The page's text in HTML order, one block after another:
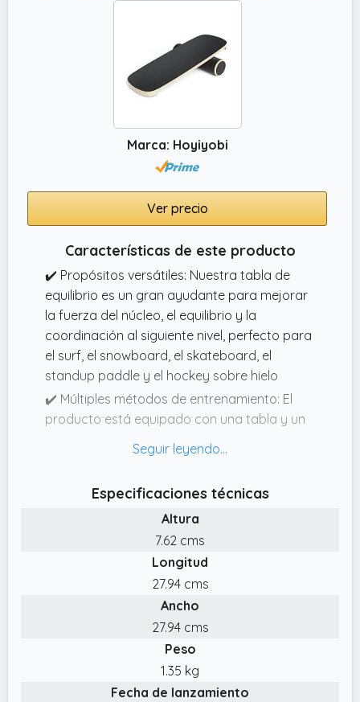
Marca: Hoyiyobi
Ver precio
Características de este producto
✔️ Propósitos versátiles: Nuestra tabla de
equilibrio es un gran ayudante para mejorar
la fuerza del núcleo, el equilibrio y la
coordinación al siguiente nivel, perfecto para
el surf, el snowboard, el skateboard, el
standup paddle y el hockey sobre hielo
✔️ Múltiples métodos de entrenamiento: El
producto está equipado con una tabla y un
de entrenamiento, como el equilibrio central,
72.5x28cm (28.5''x11'') proporciona amplio
espacio para estirar su cuerpo
✔️ Rodillo fácil de deslizar: Nuestro rodillo
tiene una construcción sólida con una capa
superficial que se desliza suavemente sobre
diferentes tipos de pisos, como madera,
hormigón y alfombra
✔️ Solid Made: Esta tabla de equilibrio está
hecha de pino premium de 13 capas con un
grosor de 1,8 cm / 0,7 pulgadas, que puede
Especificaciones técnicas
Altura
7.62 cms
Longitud
27.94 cms
Ancho
27.94 cms
Peso
1.35 kg
Fecha de lanzamiento